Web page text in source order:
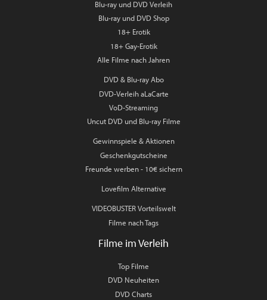
Blu-ray und DVD Verleih
Blu-ray und DVD Shop
18+ Erotik
18+ Gay-Erotik
Alle Filme nach Jahren
DVD & Blu-ray Abo
DVD-Verleih aLaCarte
VoD-Streaming
Uncut DVD und Blu-ray Filme
Gewinnspiele & Aktionen
Geschenkgutscheine
Freunde werben - 10€ sichern
Lovefilm Alternative
VIDEOBUSTER Vorteilswelt
Filme nach Tags
Filme im Verleih
Top Filme
DVD Neuheiten
DVD Charts